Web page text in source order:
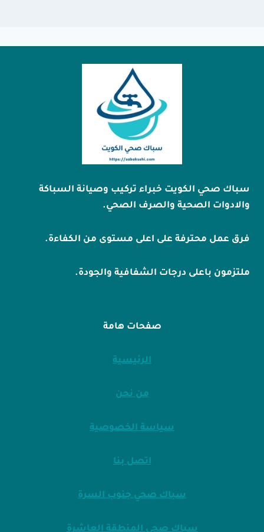
سباك صحي الكويت خبراء تركيب وصيانة السباكة
والادوات الصحية والصرف الصحي.
فرق عمل محترفة على اعلى مستوى من الكفاءة.
ملتزمون باعلى درجات الشفافية والجودة.
صفحات هامة
الرئيسية
من نحن
سياسة الخصوصية
اتصل بنا
سباك صحي جنوب السرة
سباك صحي المنطقة العاشرة